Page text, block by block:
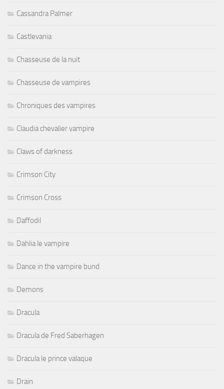
Cassandra Palmer
Castlevania
Chasseuse de la nuit
Chasseuse de vampires
Chroniques des vampires
Claudia chevalier vampire
Claws of darkness
Crimson City
Crimson Cross
Daffodil
Dahlia le vampire
Dance in the vampire bund
Demons
Dracula
Dracula de Fred Saberhagen
Dracula le prince valaque
Drain